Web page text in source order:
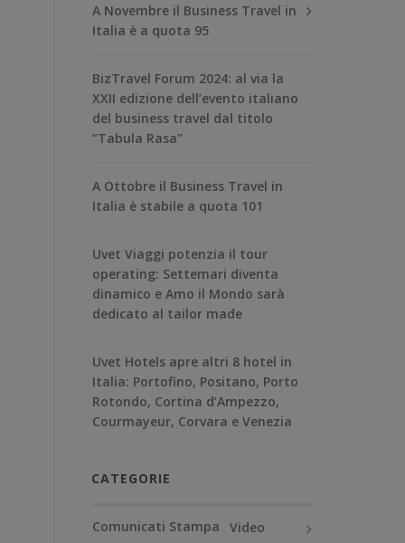
A Novembre il Business Travel in
Italia è a quota 95
BizTravel Forum 2024: al via la
XXII edizione dell’evento italiano
del business travel dal titolo
“Tabula Rasa”
A Ottobre il Business Travel in
Italia è stabile a quota 101
Uvet Viaggi potenzia il tour
operating: Settemari diventa
dinamico e Amo il Mondo sarà
dedicato al tailor made
Uvet Hotels apre altri 8 hotel in
Italia: Portofino, Positano, Porto
Rotondo, Cortina d’Ampezzo,
Courmayeur, Corvara e Venezia
CATEGORIE
Comunicati Stampa Video